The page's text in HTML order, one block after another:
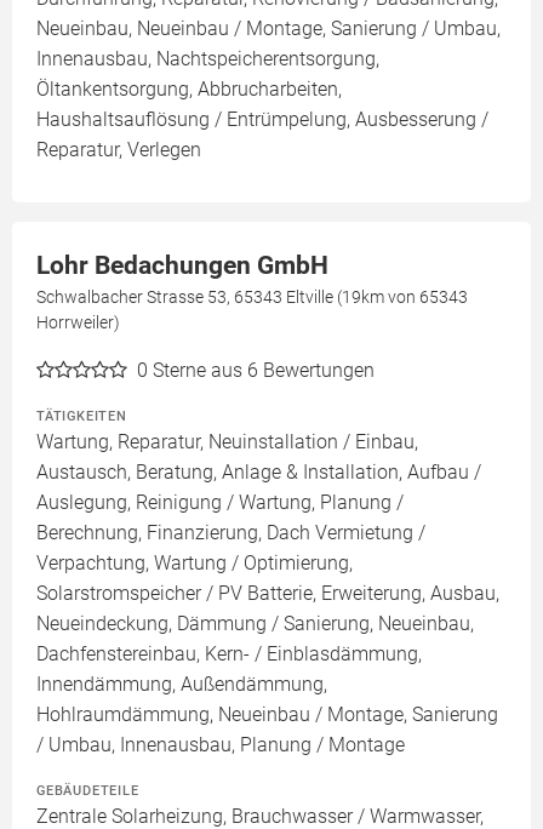
Neueinbau, Neueinbau / Montage, Sanierung / Umbau,
Innenausbau, Nachtspeicherentsorgung,
Öltankentsorgung, Abbrucharbeiten,
Haushaltsauflösung / Entrümpelung, Ausbesserung /
Reparatur, Verlegen
Lohr Bedachungen GmbH
Schwalbacher Strasse 53, 65343 Eltville (19km von 65343
Horrweiler)
0 Sterne aus 6 Bewertungen
TÄTIGKEITEN
Wartung, Reparatur, Neuinstallation / Einbau,
Austausch, Beratung, Anlage & Installation, Aufbau /
Auslegung, Reinigung / Wartung, Planung /
Berechnung, Finanzierung, Dach Vermietung /
Verpachtung, Wartung / Optimierung,
Solarstromspeicher / PV Batterie, Erweiterung, Ausbau,
Neueindeckung, Dämmung / Sanierung, Neueinbau,
Dachfenstereinbau, Kern- / Einblasdämmung,
Innendämmung, Außendämmung,
Hohlraumdämmung, Neueinbau / Montage, Sanierung
/ Umbau, Innenausbau, Planung / Montage
GEBÄUDETEILE
Zentrale Solarheizung, Brauchwasser / Warmwasser,